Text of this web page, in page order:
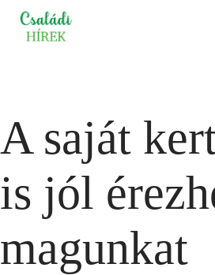
A saját
is jól
magunkat